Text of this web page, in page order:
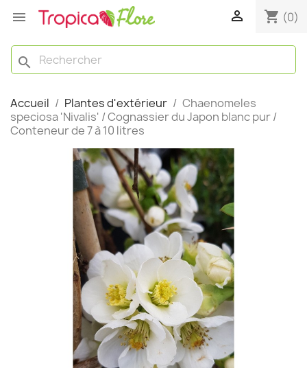
  shopping_cart (0)
search
Accueil Plantes d'extérieur
Chaenomeles
speciosa 'Nivalis' / Cognassier du Japon blanc pur /
Conteneur de 7 à 10 litres